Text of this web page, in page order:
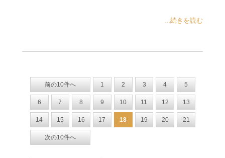
...続きを読む
前の10件へ 1 2 3 4 5
6 7 8 9 10 11 12 13
14 15 16 17 18 19 20 21
次の10件へ